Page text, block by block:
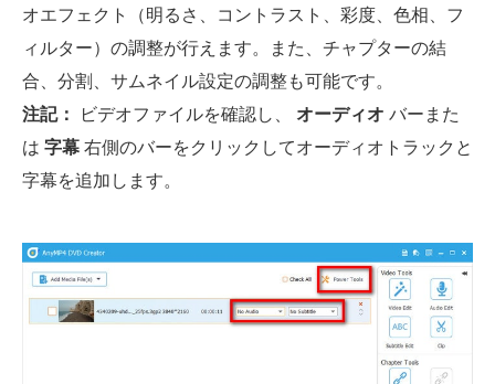
オエフェクト（明るさ、コントラスト、彩度、色相、フ
ィルター）の調整が行えます。また、チャプターの結
合、分割、サムネイル設定の調整も可能です。
注記： ビデオファイルを確認し、 オーディオ バーまた
は 字幕右側のバーをクリックしてオーディオトラックと
字幕を追加します。